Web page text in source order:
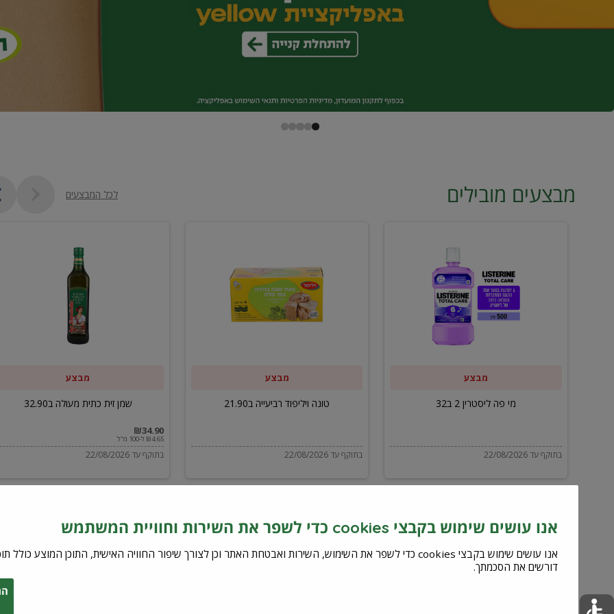
מבצעים מובילים לכל המבצעים
ליסטרין
מבצע
מי פה ליסטרין 2 ב32
בתוקף עד 22/08/2026
ויליפוד
רביעייה
מבצע
טונה ויליפוד רביעייה ב21.90
בתוקף עד 22/08/2026
מבצע
שמן זית כתית מעולה ב32.90
₪34.90
₪4.65 ל-100 מ"ל
בתוקף עד 22/08/2026
אנו עושים שימוש בקבצי cookies כדי לשפר את השירות וחוויית המשתמש
דורשים את הסכמתך.